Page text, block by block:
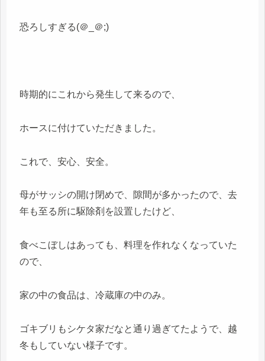
恐ろしすぎる(＠_＠;)
時期的にこれから発生して来るので、
ホースに付けていただきました。
これで、安心、安全。
母がサッシの開け閉めで、隙間が多かったので、去
年も至る所に駆除剤を設置したけど、
食べこぼしはあっても、料理を作れなくなっていた
ので、
家の中の食品は、冷蔵庫の中のみ。
ゴキブリもシケタ家だなと通り過ぎてたようで、越
冬もしていない様子です。